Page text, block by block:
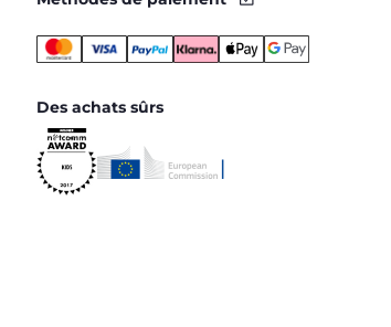
Des achats sûrs